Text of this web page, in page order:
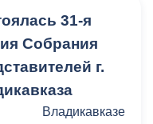
31-я
Собрания
г.